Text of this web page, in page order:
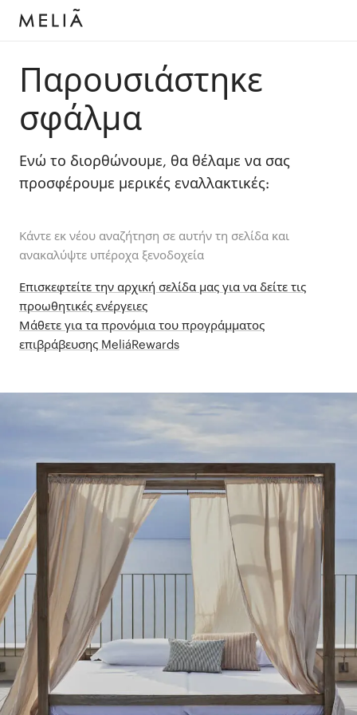
Παρουσιάστηκε
σφάλμα
Ενώ το διορθώνουμε, θα θέλαμε να σας
προσφέρουμε μερικές εναλλακτικές:
Κάντε εκ νέου αναζήτηση σε αυτήν τη σελίδα και
ανακαλύψτε υπέροχα ξενοδοχεία
Επισκεφτείτε την αρχική σελίδα μας για να δείτε τις
προωθητικές ενέργειες
Μάθετε για τα προνόμια του προγράμματος
επιβράβευσης MeliáRewards